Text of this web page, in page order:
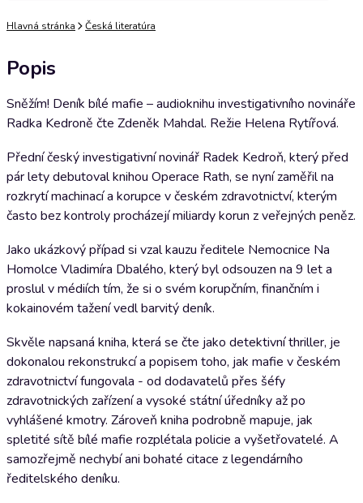
Hlavná stránka Česká literatúra
Popis
Sněžím! Deník bílé mafie – audioknihu investigativního novináře
Radka Kedroně čte Zdeněk Mahdal. Režie Helena Rytířová.
Přední český investigativní novinář Radek Kedroň, který před
pár lety debutoval knihou Operace Rath, se nyní zaměřil na
rozkrytí machinací a korupce v českém zdravotnictví, kterým
často bez kontroly procházejí miliardy korun z veřejných peněz.
Jako ukázkový případ si vzal kauzu ředitele Nemocnice Na
Homolce Vladimíra Dbalého, který byl odsouzen na 9 let a
proslul v médiích tím, že si o svém korupčním, finančním i
kokainovém tažení vedl barvitý deník.
Skvěle napsaná kniha, která se čte jako detektivní thriller, je
dokonalou rekonstrukcí a popisem toho, jak mafie v českém
zdravotnictví fungovala - od dodavatelů přes šéfy
zdravotnických zařízení a vysoké státní úředníky až po
vyhlášené kmotry. Zároveň kniha podrobně mapuje, jak
spletité sítě bílé mafie rozplétala policie a vyšetřovatelé. A
samozřejmě nechybí ani bohaté citace z legendárního
ředitelského deníku.